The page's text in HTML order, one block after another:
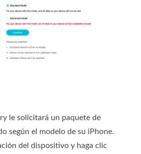
le solicitará un paquete de
según el modelo de su iPhone.
del dispositivo y haga clic